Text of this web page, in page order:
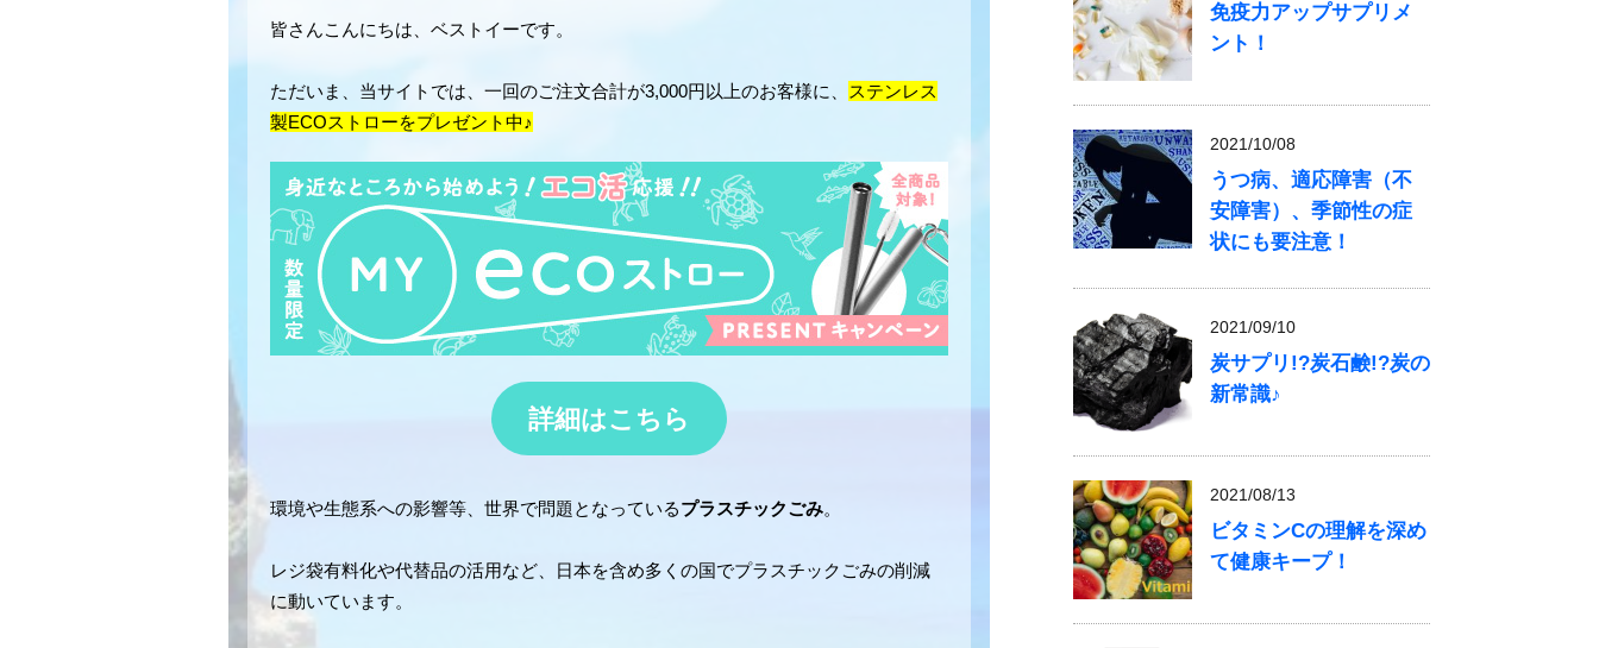
皆さんこんにちは、ベストイーです。
ただいま、当サイトでは、一回のご注文合計が3,000円以上のお客様に、
ステンレス
製ECOストローをプレゼント中♪
詳細はこちら
環境や生態系への影響等、世界で問題となっているプラスチックごみ。
レジ袋有料化や代替品の活用など、日本を含め多くの国でプラスチックごみの削減
に動いています。
免疫力アップサプリメ
ント！
2021/10/08
うつ病、適応障害（不
安障害）、季節性の症
状にも要注意！
2021/09/10
炭サプリ!?炭石鹸!?炭の
新常識♪
2021/08/13
ビタミンCの理解を深め
て健康キープ！